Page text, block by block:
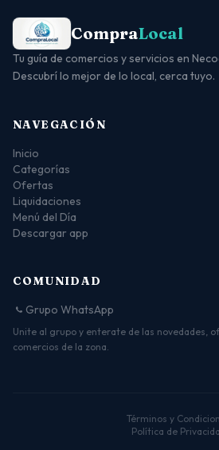
CompraLocal
Tu guía de comercios y servicios en
Descubrí lo mejor de lo local, cerca tuyo.
NAVEGACIÓN
Inicio
Categorías
Ofertas
Liquidaciones
Menú del Día
Descargar app
COMUNIDAD
Grupo WhatsApp
Unite al grupo y enterate de las novedades,
comercios de la zona.
Términos y
Política de